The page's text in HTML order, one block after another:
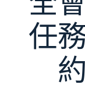
任